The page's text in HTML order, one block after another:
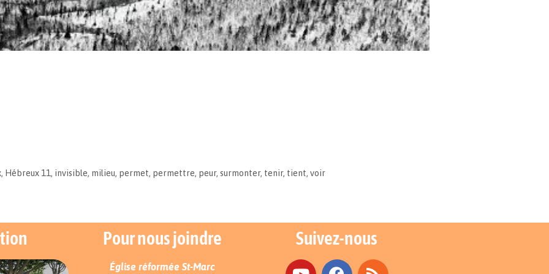
, Hébreux 11 , invisible, milieu, permet, permettre, peur, surmonter, tenir, tient, voir
Pour nous joindre
Église réformée St-Marc
Suivez-nous